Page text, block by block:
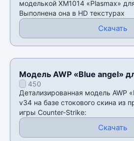
моделькой XM1014 «Plasmax»
Выполнена она в HD текстурах
Скачать
Модель AWP «Blue angel»
450
Детализированная модель AWP
v34 на базе стокового скина из
игры Counter-Strike:
Скачать